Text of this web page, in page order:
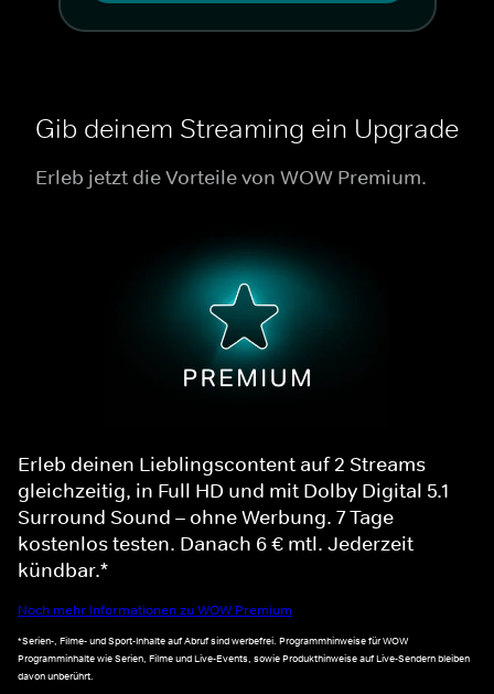
Gib deinem Streaming ein Upgrade
Erleb jetzt die Vorteile von WOW Premium.
Erleb deinen Lieblingscontent auf 2 Streams
gleichzeitig, in Full HD und mit Dolby Digital 5.1
Surround Sound – ohne Werbung. 7 Tage
kostenlos testen. Danach 6 € mtl. Jederzeit
kündbar.*
Noch mehr Informationen zu WOW Premium
*Serien-, Filme- und Sport-Inhalte auf Abruf sind werbefrei. Programmhinweise für WOW
Programminhalte wie Serien, Filme und Live-Events, sowie Produkthinweise auf Live-Sendern bleiben
davon unberührt.